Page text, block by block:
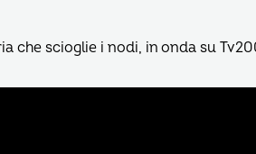
che scioglie i nodi, in onda su